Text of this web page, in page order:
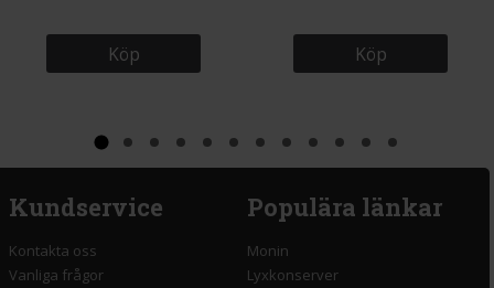
Köp Köp
Kundservice
Kontakta oss
Vanliga frågor
Populära länkar
Monin
Lyxkonserver